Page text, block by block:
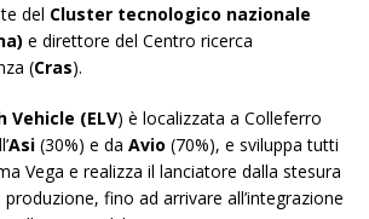
del Cluster tecnologico nazionale
e direttore del Centro ricerca
(Cras).
Vehicle (ELV) è localizzata a Colleferro
Asi (30%) e da Avio (70%), e sviluppa tutti
Vega e realizza il lanciatore dalla stesura
fino ad arrivare all’integrazione